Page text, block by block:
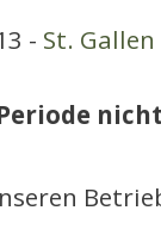
- St. Gallen